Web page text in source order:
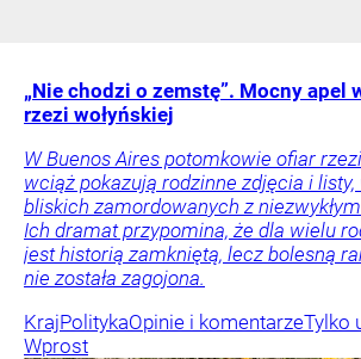
„Nie chodzi o zemstę”. Mocny apel
rzezi wołyńskiej
W Buenos Aires potomkowie ofiar
wciąż pokazują rodzinne zdjęcia i
bliskich zamordowanych z
Ich dramat przypomina, że dla wielu
jest historią zamkniętą, lecz bolesną
nie została zagojona.
KrajPolitykaOpinie i komentarzeTylko
Wprost